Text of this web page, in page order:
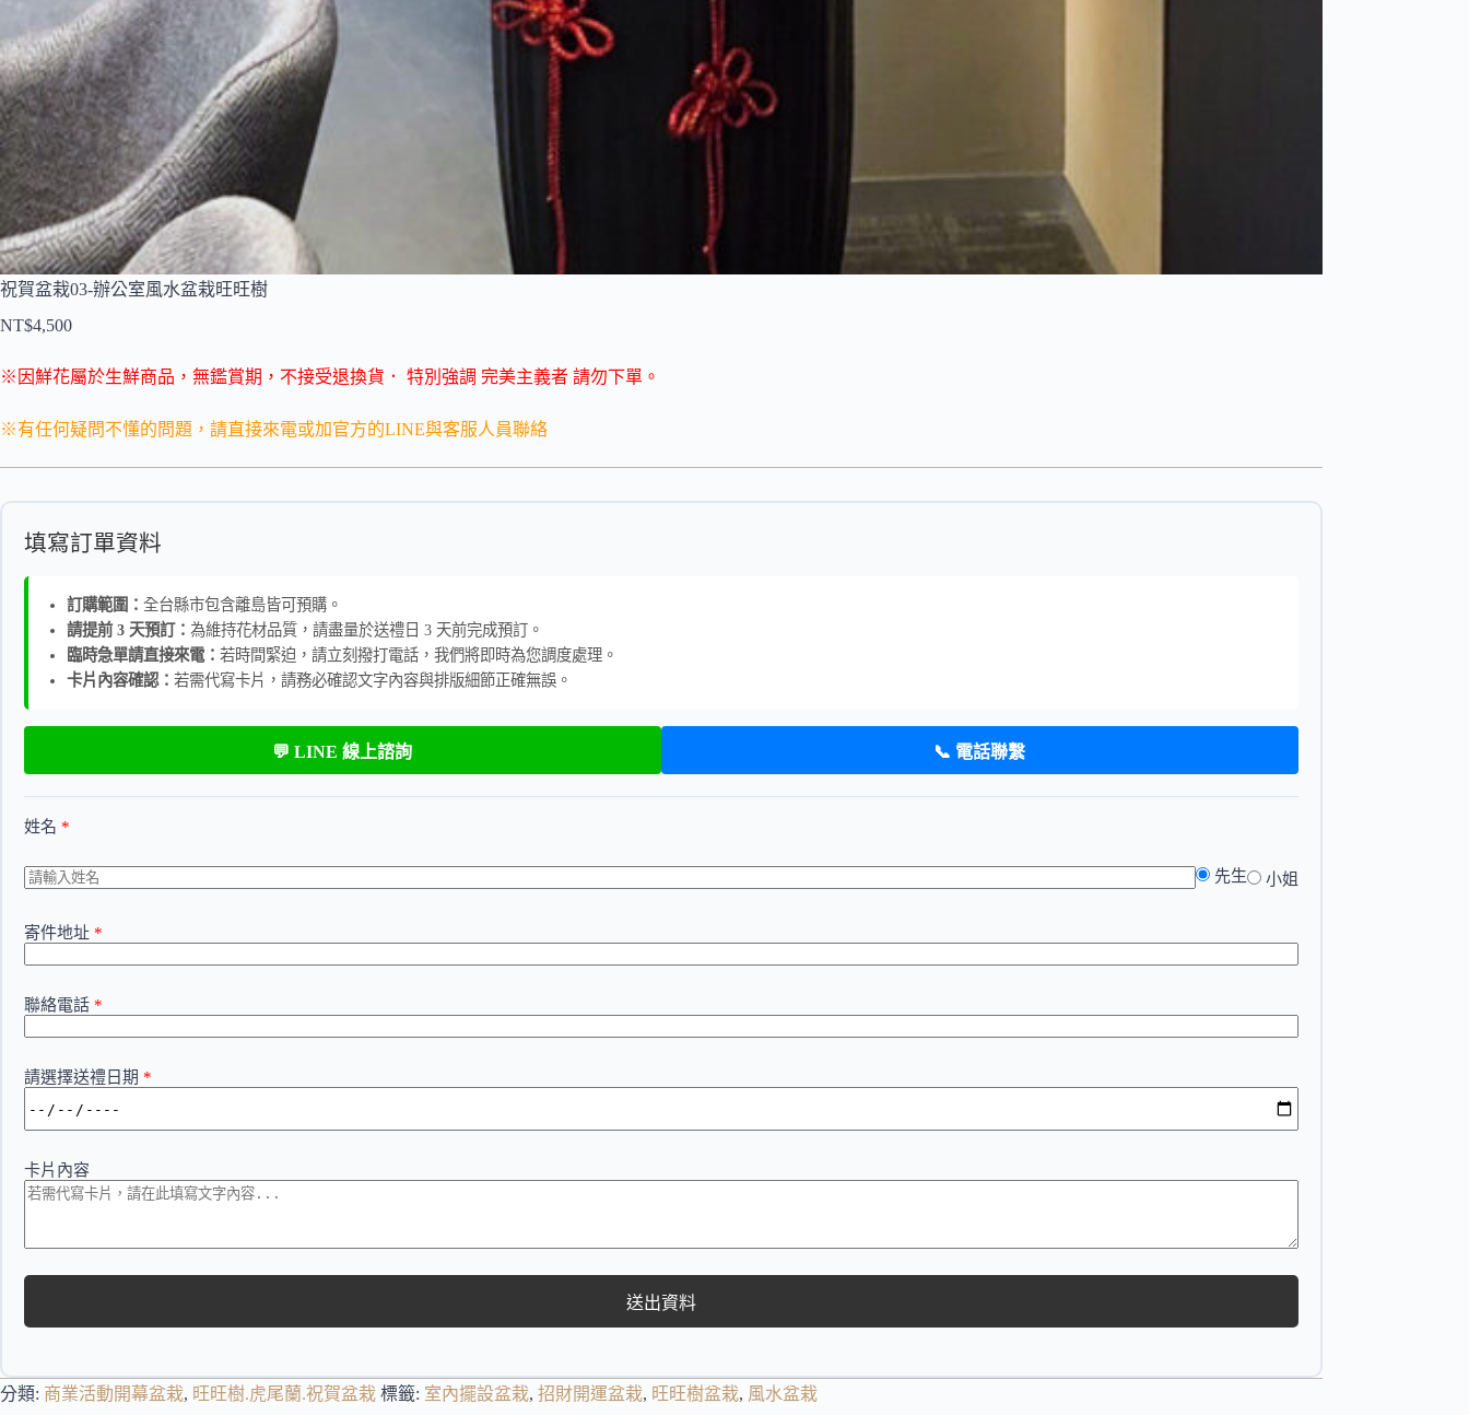
祝賀盆栽03-辦公室風水盆栽旺旺樹
NT$4,500
※因鮮花屬於生鮮商品，無鑑賞期，不接受退換貨． 特別強調 完美主義者 請勿下單。
※有任何疑問不懂的問題，請直接來電或加官方的LINE與客服人員聯絡
填寫訂單資料
訂購範圍： 全台縣市包含離島皆可預購。
請提前 3 天預訂： 為維持花材品質，請盡量於送禮日 3 天前完成預訂。
臨時急單請直接來電： 若時間緊迫，請立刻撥打電話，我們將即時為您調度處理。
卡片內容確認： 若需代寫卡片，請務必確認文字內容與排版細節正確無誤。
💬 LINE 線上諮詢 📞 電話聯繫
姓名 *
先生 小姐
寄件地址 *
聯絡電話 *
請選擇送禮日期 *
卡片內容
送出資料
分類: 商業活動開幕盆栽, 旺旺樹.虎尾蘭.祝賀盆栽 標籤: 室內擺設盆栽, 招財開運盆栽, 旺旺樹盆栽, 風水盆栽